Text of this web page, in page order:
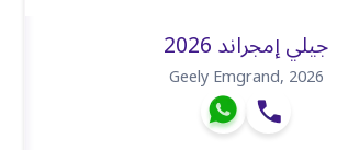
جيلي إمجراند 2026
Geely Emgrand,2026